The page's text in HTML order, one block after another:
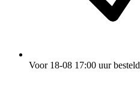
Voor 18-08 17:00 uur besteld